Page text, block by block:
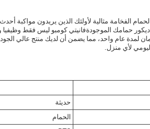
الفخامة مثالية لأولئك الذين يريدون مواكبة
حمامك الموجودةفانيتي كومبو ليس فقط
لمدة عام واحد، مما يضمن أن لديك منتج عالي
لأي منزل.
حديثة
الحمام